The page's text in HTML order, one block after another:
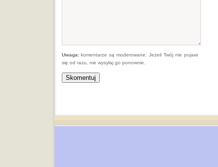
Uwaga:komentarze są moderowane. Jeżeli Twój nie pojawi
się od razu, nie wysyłaj go ponownie.